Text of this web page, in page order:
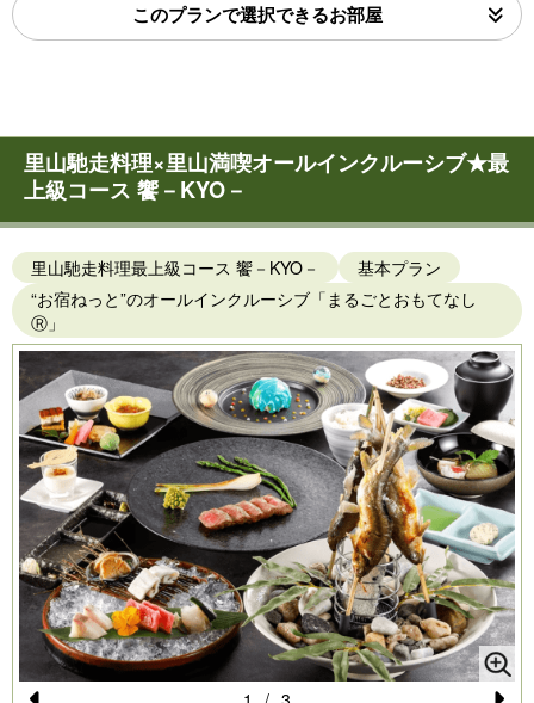
このプランで選択できるお部屋
里山馳走料理×里山満喫オールインクルーシブ★最
上級コース 饗－KYO－
里山馳走料理最上級コース 饗－KYO－
基本プラン
“お宿ねっと”のオールインクルーシブ「まるごとおもてなし
Ⓡ」